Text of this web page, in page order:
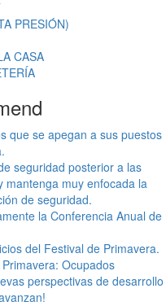
PRESIÓN)
CASA
que se apegan a sus puestos
seguridad posterior a las
mantenga muy enfocada la
de seguridad.
la Conferencia Anual de
del Festival de Primavera.
Ocupados
perspectivas de desarrollo